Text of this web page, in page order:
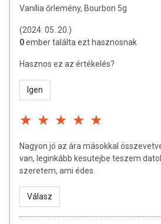
Vanília őrlemény, Bourbon 5g
(2024. 05. 20.)
0ember találta ezt hasznosnak
Hasznos ez az értékelés?
Igen
Nagyon jó az ára másokkal
van, leginkább kesutejbe teszem
szeretem, ami édes.
Válasz